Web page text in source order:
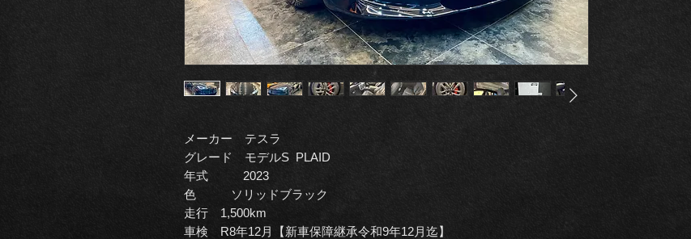
メーカー テスラ
グレード モデルS PLAID
年式 2023
色 ソリッドブラック
走行 1,500km
車検 R8年12月【新車保障継承令和9年12月迄】